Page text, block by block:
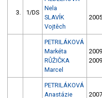
3. 1/DS
Nela
SLAVÍK
Vojtěch
2005
PETRILÁKOVÁ
Markéta
RŮŽIČKA
Marcel
2009
2009
PETRILÁKOVÁ
Anastázie
2007